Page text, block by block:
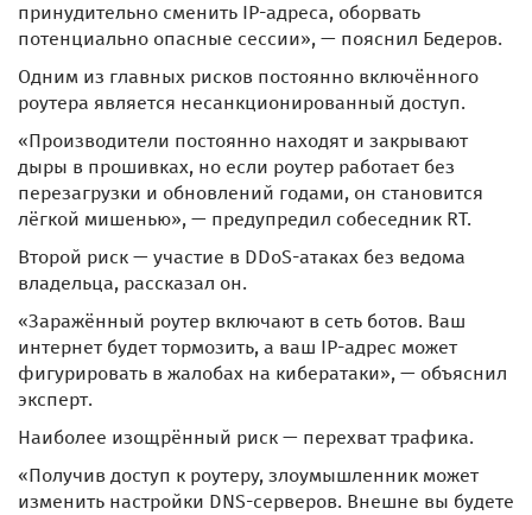
принудительно сменить IP-адреса, оборвать
потенциально опасные сессии», — пояснил Бедеров.
Одним из главных рисков постоянно включённого
роутера является несанкционированный доступ.
«Производители постоянно находят и закрывают
дыры в прошивках, но если роутер работает без
перезагрузки и обновлений годами, он становится
лёгкой мишенью», — предупредил собеседник RT.
Второй риск — участие в DDoS-атаках без ведома
владельца, рассказал он.
«Заражённый роутер включают в сеть ботов. Ваш
интернет будет тормозить, а ваш IP-адрес может
фигурировать в жалобах на кибератаки», — объяснил
эксперт.
Наиболее изощрённый риск — перехват трафика.
«Получив доступ к роутеру, злоумышленник может
изменить настройки DNS-серверов. Внешне вы будете